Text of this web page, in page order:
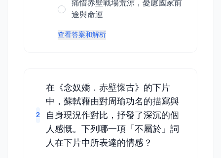
痛惜赤壁戰場荒涼，憂慮國家前
途與命運
查看答案和解析
2
在《念奴嬌．赤壁懷古》的下片
中，蘇軾藉由對周瑜功名的描寫與
自身現況作對比，抒發了深沉的個
人感慨。下列哪一項「不屬於」詞
人在下片中所表達的情感？